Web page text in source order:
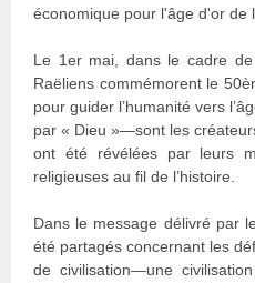
économique pour l'âge d'or de
Le 1er mai, dans le cadre
Raëliens commémorent le
pour guider l’humanité vers
par « Dieu »—sont les
ont été révélées par leurs
religieuses au fil de l’histoire.
Dans le message délivré par
été partagés concernant les
de civilisation—une